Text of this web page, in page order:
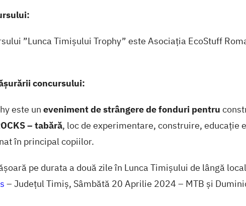
”Lunca Timișului Trophy” este Asociația EcoStuff
concursului:
este un eveniment de strângere de fonduri pentru
– tabără, loc de experimentare, construire, educație
în principal copiilor.
pe durata a două zile în Lunca Timișului de lângă
– Județul Timiș, Sâmbătă 20 Aprilie 2024 – MTB și